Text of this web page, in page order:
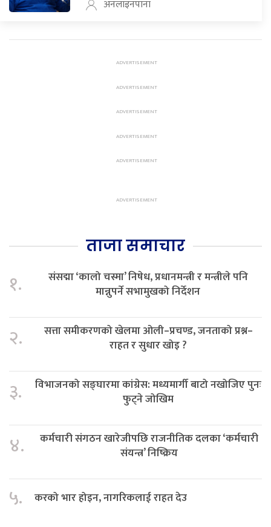
अनलाइनपाना
ताजा समाचार
१.
संसद्मा ‘कालो चस्मा’ निषेध, प्रधानमन्त्री र मन्त्रीले पनि
मान्नुपर्ने सभामुखको निर्देशन
२.
सत्ता समीकरणको खेलमा ओली–प्रचण्ड, जनताको प्रश्न–
राहत र सुधार खोइ ?
३.
विभाजनको सङ्घारमा कांग्रेस: मध्यमार्गी बाटो नखोजिए पुनः
फुट्ने जोखिम
४.
कर्मचारी संगठन खारेजीपछि राजनीतिक दलका ‘कर्मचारी
संयन्त्र’ निष्क्रिय
५. करको भार होइन, नागरिकलाई राहत देउ